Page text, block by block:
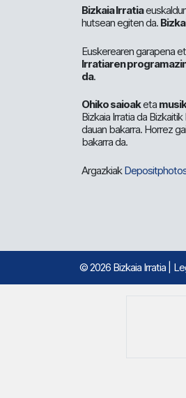
Bizkaia Irratia
hutsean egiten da.
Euskerearen garapena
Irratiaren
da.
Ohiko saioaketa
Bizkaia Irratia da
dauan bakarra. Horrez
bakarra da.
Argazkiak
© 2026 Bizkaia Irratia